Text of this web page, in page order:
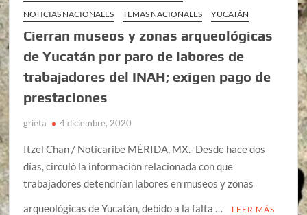
NOTICIAS NACIONALES
TEMAS NACIONALES YUCATÁN
Cierran museos y zonas arqueológicas
de Yucatán por paro de labores de
trabajadores del INAH; exigen pago de
prestaciones
grieta 4 diciembre, 2020
Itzel Chan / Noticaribe MÉRIDA, MX.- Desde hace dos
días, circuló la información relacionada con que
trabajadores detendrían labores en museos y zonas
arqueológicas de Yucatán, debido a la falta …
LEER MÁS